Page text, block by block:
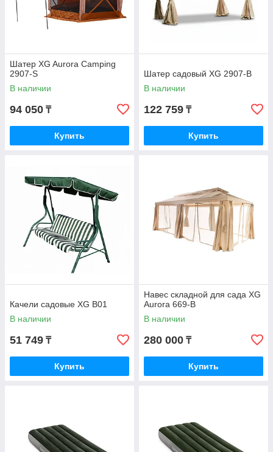
Шатер XG Aurora Camping
2907-S
В наличии
94 050 ₸
Купить
Шатер садовый XG 2907-B
В наличии
122 759 ₸
Купить
Качели садовые XG B01
В наличии
51 749 ₸
Купить
Навес складной для сада XG
Aurora 669-B
В наличии
280 000 ₸
Купить